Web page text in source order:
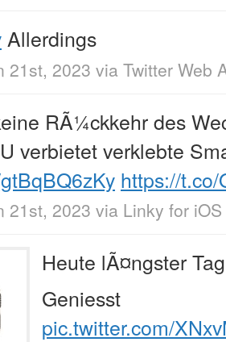
Allerdings
21st, 2023 via Twitter Web
RÃ¼ckkehr des
verbietet verklebte
https://
21st, 2023 via Linky for iOS
Heute lÃ¤ngster Tag
Geniesst
pic.twitter.com/